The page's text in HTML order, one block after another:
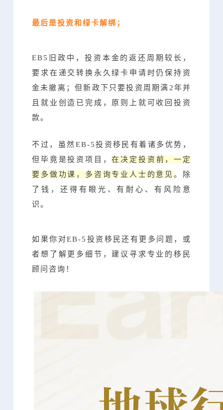
最后是投资和绿卡解绑；
EB5旧政中，投资本金的返还周期较长，
要求在递交转换永久绿卡申请时仍保持资
金未撤离；但新政下只要投资周期满2年并
且就业创造已完成，原则上就可收回投资
款。
不过，虽然EB-5投资移民有着诸多优势，
但毕竟是投资项目，在决定投资前，一定
要多做功课，多咨询专业人士的意见。除
了钱，还得有眼光、有耐心、有风险意
识。
如果你对EB-5投资移民还有更多问题，或
者想了解更多细节，建议寻求专业的移民
顾问咨询！